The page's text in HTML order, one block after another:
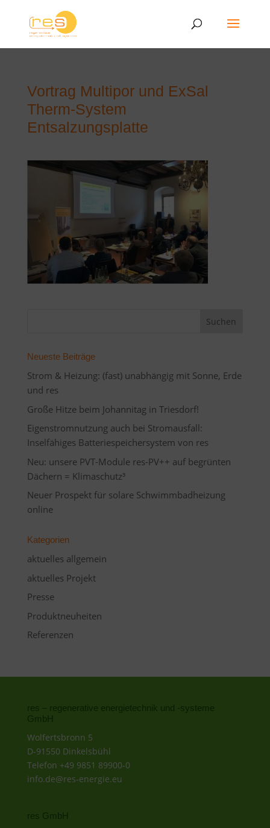
Vortrag Multipor und ExSal
Therm-System
Entsalzungsplatte
Neueste Beiträge
Strom & Heizung: (fast) unabhängig mit Sonne, Erde
und res
Große Hitze beim Johannitag in Triesdorf!
Eigenstromnutzung auch bei Stromausfall:
Inselfähiges Batteriespeichersystem von res
Neu: unsere PVT-Module res-PV++ auf begrünten
Dächern = Klimaschutz³
Neuer Prospekt für solare Schwimmbadheizung
online
Kategorien
aktuelles allgemein
aktuelles Projekt
Presse
Produktneuheiten
Referenzen
res – regenerative energietechnik und -systeme
GmbH
Wolfertsbronn 5
D-91550 Dinkelsbühl
Telefon +49 9851 89900-0
info.de@res-energie.eu
res GmbH